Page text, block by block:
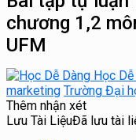
chương 1,2
UFM
Học
marketing Trường Đại
Thêm nhận xét
Lưu Tài LiệuĐã lưu tài